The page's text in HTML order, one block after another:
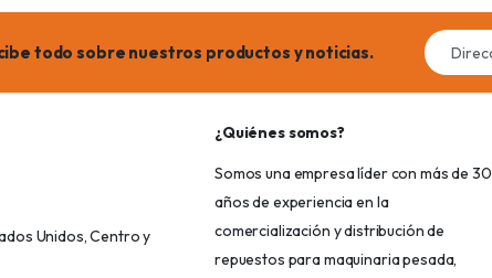
todo sobre nuestros productos y noticias.
Email
address
Unidos, Centro y
¿Quiénes somos?
Somos una empresa líder con más de 30
años de experiencia en la
comercialización y distribución de
repuestos para maquinaria pesada,